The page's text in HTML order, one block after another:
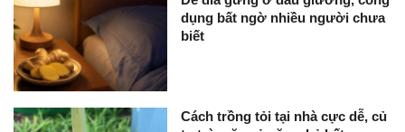
dụng bất ngờ nhiều người chưa
biết
Cách trồng tỏi tại nhà cực dễ, củ